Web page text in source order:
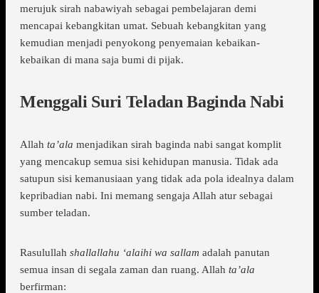
merujuk sirah nabawiyah sebagai pembelajaran demi
mencapai kebangkitan umat. Sebuah kebangkitan yang
kemudian menjadi penyokong penyemaian kebaikan-
kebaikan di mana saja bumi di pijak.
Menggali Suri Teladan Baginda Nabi
Allah ta’ala menjadikan sirah baginda nabi sangat komplit
yang mencakup semua sisi kehidupan manusia. Tidak ada
satupun sisi kemanusiaan yang tidak ada pola idealnya dalam
kepribadian nabi. Ini memang sengaja Allah atur sebagai
sumber teladan.
Rasulullah shallallahu ‘alaihi wa sallam adalah panutan
semua insan di segala zaman dan ruang. Allah ta’ala
berfirman: